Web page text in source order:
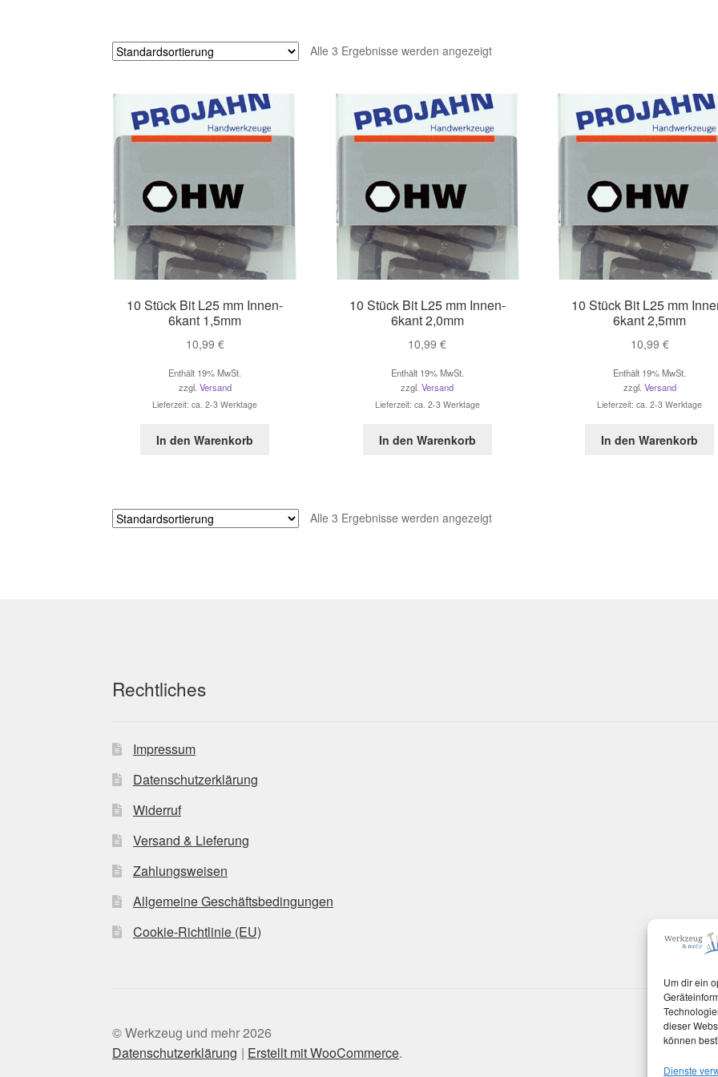
Um dir ein
dieser
können
Dienste
Alle 3 Ergebnisse werden angezeigt
10 Stück Bit L25 mm Innen-
6kant 1,5mm
10,99 €
Enthält 19% MwSt.
zzgl. Versand
Lieferzeit: ca. 2-3 Werktage
In den Warenkorb
10 Stück Bit L25 mm Innen-
6kant 2,0mm
10,99€
Enthält 19% MwSt.
zzgl.Versand
Lieferzeit: ca. 2-3 Werktage
In den Warenkorb
10 Stück Bit L25 mm
6kant 2,5mm
10,99 €
Enthält 19% MwSt.
zzgl. Versand
Lieferzeit: ca. 2-3 Werktage
In den Warenkorb
Alle 3 Ergebnisse werden angezeigt
Rechtliches
Impressum
Datenschutzerklärung
Widerruf
Versand & Lieferung
Zahlungsweisen
Allgemeine Geschäftsbedingungen
Cookie-Richtlinie (EU)
© Werkzeug und mehr 2026
Datenschutzerklärung
Erstellt mit WooCommerce.